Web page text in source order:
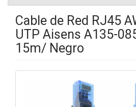
Cable de Red RJ45
UTP Aisens A135-
15m/ Negro